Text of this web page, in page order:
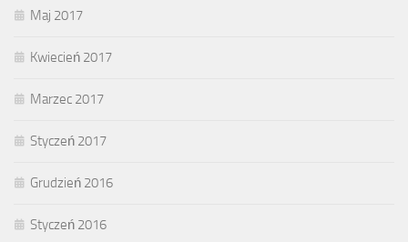
Maj 2017
Kwiecień 2017
Marzec 2017
Styczeń 2017
Grudzień 2016
Styczeń 2016